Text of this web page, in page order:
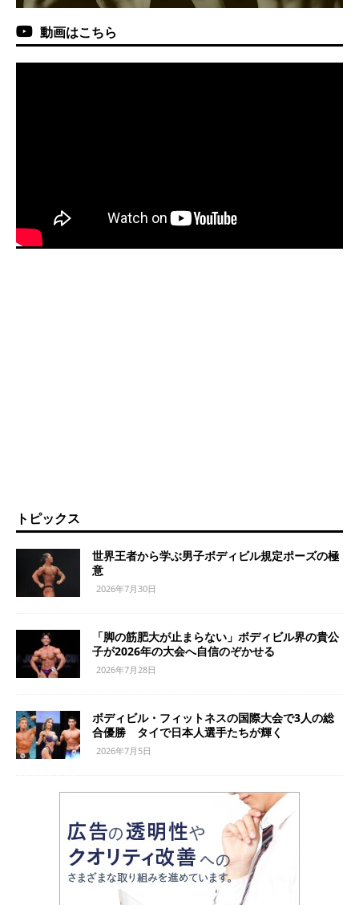
動画はこちら
トピックス
世界王者から学ぶ男子ボディビル規定ポーズの極
意
2026年7月30日
「脚の筋肥大が止まらない」ボディビル界の貴公
子が2026年の大会へ自信のぞかせる
2026年7月28日
ボディビル・フィットネスの国際大会で3人の総
合優勝 タイで日本人選手たちが輝く
2026年7月5日